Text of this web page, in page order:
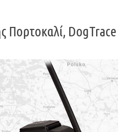
Πορτοκαλί, DogTrace